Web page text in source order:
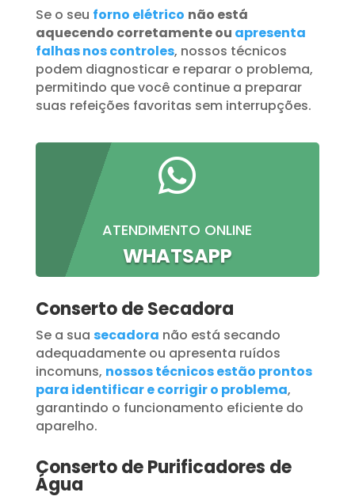
Se o seu forno elétrico não está
aquecendo corretamente ou apresenta
falhas nos controles, nossos técnicos
podem diagnosticar e reparar o problema,
permitindo que você continue a preparar
suas refeições favoritas sem interrupções.

ATENDIMENTO ONLINE
WHATSAPP
Conserto de Secadora
Se a sua secadora não está secando
adequadamente ou apresenta ruídos
incomuns, nossos técnicos estão prontos
para identificar e corrigir o problema,
garantindo o funcionamento eficiente do
aparelho.
Conserto de Purificadores de
Água